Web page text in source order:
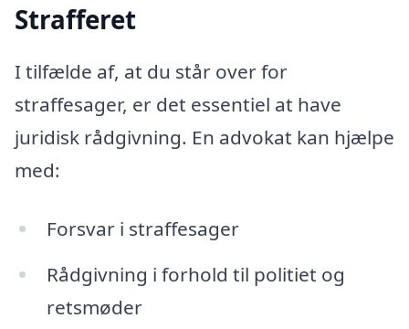
Strafferet
I tilfælde af, at du står over for
straffesager, er det essentiel at have
juridisk rådgivning. En advokat kan hjælpe
med:
Forsvar i straffesager
Rådgivning i forhold til politiet og
retsmøder